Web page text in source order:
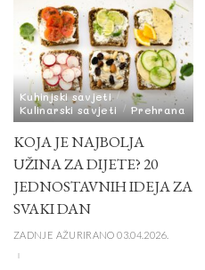
Kuhinjski savjeti
Kulinarski savjeti
Prehrana
KOJA JE NAJBOLJA
UŽINA ZA DIJETE? 20
JEDNOSTAVNIH IDEJA ZA
SVAKI DAN
ZADNJE AŽURIRANO 03.04.2026.